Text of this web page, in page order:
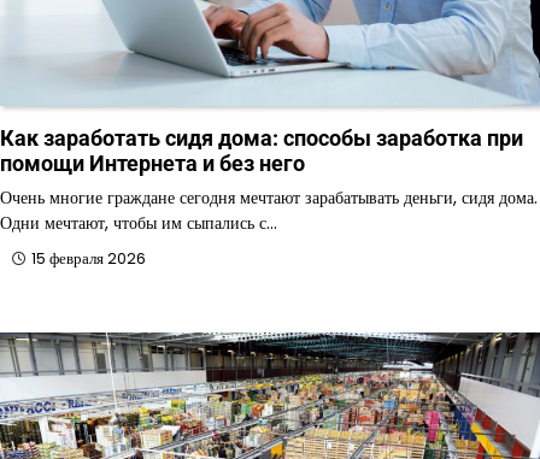
Как заработать сидя дома: способы заработка при
помощи Интернета и без него
Очень многие граждане сегодня мечтают зарабатывать деньги, сидя дома.
Одни мечтают, чтобы им сыпались с…
15 февраля 2026